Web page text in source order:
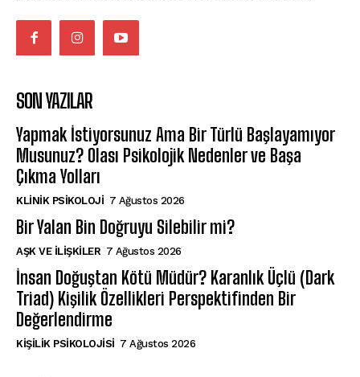
SON YAZILAR
Yapmak İstiyorsunuz Ama Bir Türlü Başlayamıyor
Musunuz? Olası Psikolojik Nedenler ve Başa
Çıkma Yolları
KLINIK PSIKOLOJI 7 Ağustos 2026
Bir Yalan Bin Doğruyu Silebilir mi?
AŞK VE İLIŞKILER 7 Ağustos 2026
İnsan Doğuştan Kötü Müdür? Karanlık Üçlü (Dark
Triad) Kişilik Özellikleri Perspektifinden Bir
Değerlendirme
KIŞILIK PSIKOLOJISI 7 Ağustos 2026